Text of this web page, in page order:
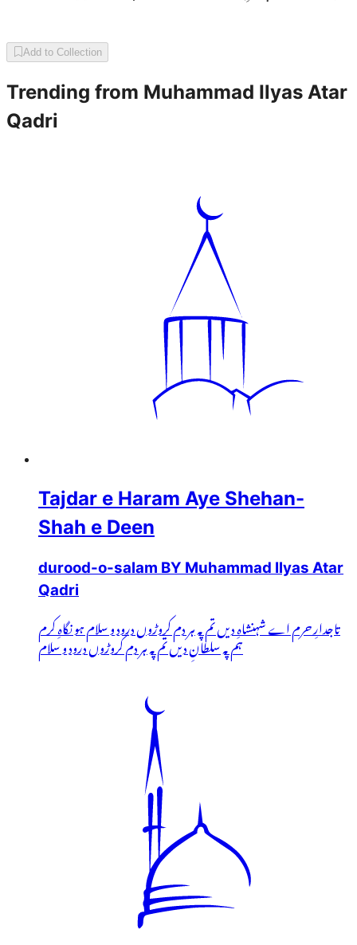
Add to Collection
Trending from Muhammad Ilyas Atar
Qadri
Tajdar e Haram Aye Shehan-
Shah e Deen
durood-o-salam BY Muhammad Ilyas Atar
Qadri
تاجدارِ حرم اے شہنشاہِ دیں تم پہ ہر دم کروڑوں درود و سلام ہو نگاہِ کرم
ہم پہ سلطانِ دیں تم پہ ہر دم کروڑوں درود و سلام